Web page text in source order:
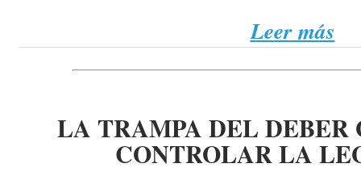
Leer más
LA TRAMPA DEL DEBER
CONTROLAR LA